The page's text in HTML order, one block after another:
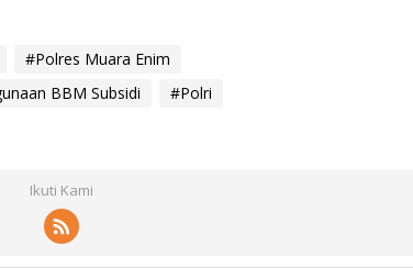
#Polres Muara Enim
BBM Subsidi
#Polri
Ikuti Kami